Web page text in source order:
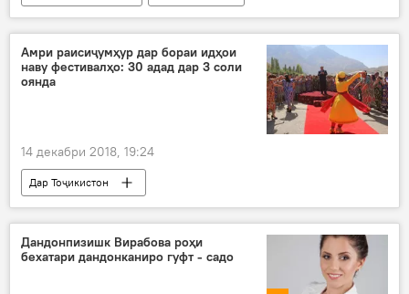
Узбакистон
Обид Асомов
Ӯзбекистон
Дар Тоҷикистон
Амри раисиҷумҳур дар бораи идҳои
наву фестивалҳо: 30 адад дар 3 соли
оянда
14 декабри 2018, 19:24
Дар Тоҷикистон
Фармон, амр ва қарорҳои тозатарини Эмомалӣ Раҳмон
Дандонпизишк Вирабова роҳи
бехатари дандонканиро гуфт - садо